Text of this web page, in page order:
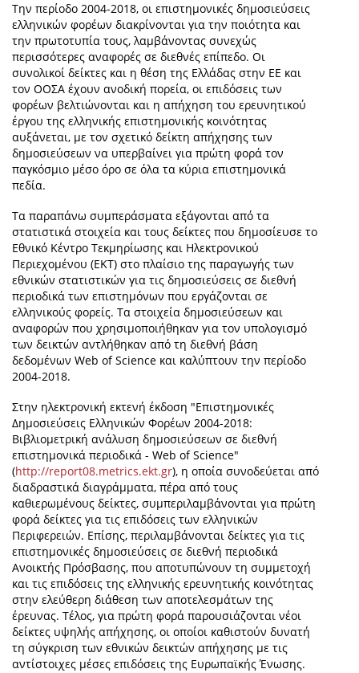
Την περίοδο 2004-2018, οι επιστημονικές δημοσιεύσεις
ελληνικών φορέων διακρίνονται για την ποιότητα και
την πρωτοτυπία τους, λαμβάνοντας συνεχώς
περισσότερες αναφορές σε διεθνές επίπεδο. Οι
συνολικοί δείκτες και η θέση της Ελλάδας στην ΕΕ και
τον ΟΟΣΑ έχουν ανοδική πορεία, οι επιδόσεις των
φορέων βελτιώνονται και η απήχηση του ερευνητικού
έργου της ελληνικής επιστημονικής κοινότητας
αυξάνεται, με τον σχετικό δείκτη απήχησης των
δημοσιεύσεων να υπερβαίνει για πρώτη φορά τον
παγκόσμιο μέσο όρο σε όλα τα κύρια επιστημονικά
πεδία.
Τα παραπάνω συμπεράσματα εξάγονται από τα
στατιστικά στοιχεία και τους δείκτες που δημοσίευσε το
Εθνικό Κέντρο Τεκμηρίωσης και Ηλεκτρονικού
Περιεχομένου (ΕΚΤ) στο πλαίσιο της παραγωγής των
εθνικών στατιστικών για τις δημοσιεύσεις σε διεθνή
περιοδικά των επιστημόνων που εργάζονται σε
ελληνικούς φορείς. Τα στοιχεία δημοσιεύσεων και
αναφορών που χρησιμοποιήθηκαν για τον υπολογισμό
των δεικτών αντλήθηκαν από τη διεθνή βάση
δεδομένων Web of Science και καλύπτουν την περίοδο
2004-2018.
Στην ηλεκτρονική εκτενή έκδοση "Επιστημονικές
Δημοσιεύσεις Ελληνικών Φορέων 2004-2018:
Βιβλιομετρική ανάλυση δημοσιεύσεων σε διεθνή
επιστημονικά περιοδικά - Web of Science"
(http://report08.metrics.ekt.gr), η οποία συνοδεύεται από
διαδραστικά διαγράμματα, πέρα από τους
καθιερωμένους δείκτες, συμπεριλαμβάνονται για πρώτη
φορά δείκτες για τις επιδόσεις των ελληνικών
Περιφερειών. Επίσης, περιλαμβάνονται δείκτες για τις
επιστημονικές δημοσιεύσεις σε διεθνή περιοδικά
Ανοικτής Πρόσβασης, που αποτυπώνουν τη συμμετοχή
και τις επιδόσεις της ελληνικής ερευνητικής κοινότητας
στην ελεύθερη διάθεση των αποτελεσμάτων της
έρευνας. Τέλος, για πρώτη φορά παρουσιάζονται νέοι
δείκτες υψηλής απήχησης, οι οποίοι καθιστούν δυνατή
τη σύγκριση των εθνικών δεικτών απήχησης με τις
αντίστοιχες μέσες επιδόσεις της Ευρωπαϊκής Ένωσης.